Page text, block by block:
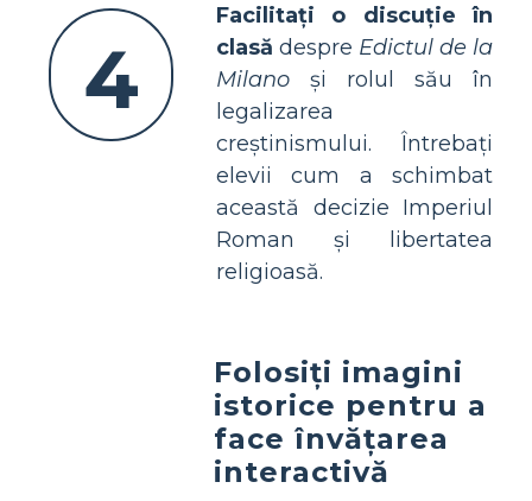
4
Facilitați o discuție în
clasă despre Edictul de la
Milano și rolul său în
legalizarea
creștinismului. Întrebați
elevii cum a schimbat
această decizie Imperiul
Roman și libertatea
religioasă.
Folosiți imagini
istorice pentru a
face învățarea
interactivă